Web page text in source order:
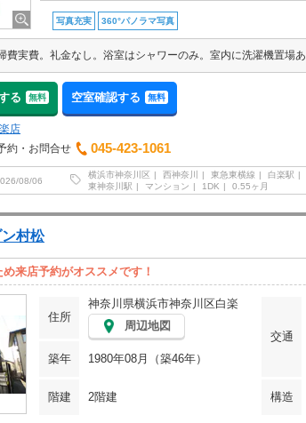
写真充実 360°パノラマ写真
る 無料 空室確認する 無料
店
約・お問合せ
045-423-1061
08/06
横浜市神奈川区 西神奈川 東急東横線 白楽駅
東神奈川駅
マンション 1DK 0.55ヶ月
ン村松
来店予約がオススメです！
住所
神奈川県横浜市神奈川区白楽
周辺地図
交通
築年 1980年08月（築46年）
階建 2階建 構造